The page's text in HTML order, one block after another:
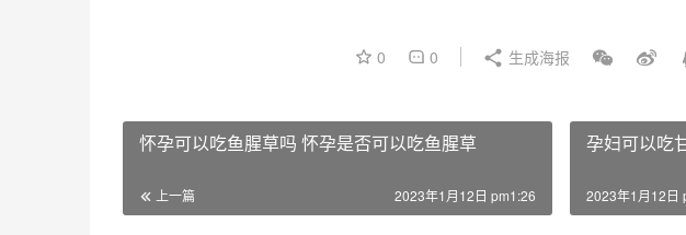
0 0 生成海报
怀孕可以吃鱼腥草吗 怀孕是否可以吃鱼腥草
上一篇 2023年1月12日 pm1:26
孕妇可以吃
2023年1月12日